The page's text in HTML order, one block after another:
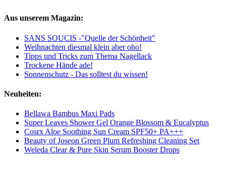
Aus unserem Magazin:
SANS SOUCIS -"Quelle der Schönheit"
Weihnachten diesmal klein aber oho!
Tipps und Tricks zum Thema Nagellack
Trockene Hände ade!
Sonnenschutz - Das solltest du wissen!
Neuheiten:
Bellawa Bambus Maxi Pads
Super Leaves Shower Gel Orange Blossom & Eucalyptus
Cosrx Aloe Soothing Sun Cream SPF50+ PA+++
Beauty of Joseon Green Plum Refreshing Cleaning Set
Weleda Clear & Pure Skin Serum Booster Drops